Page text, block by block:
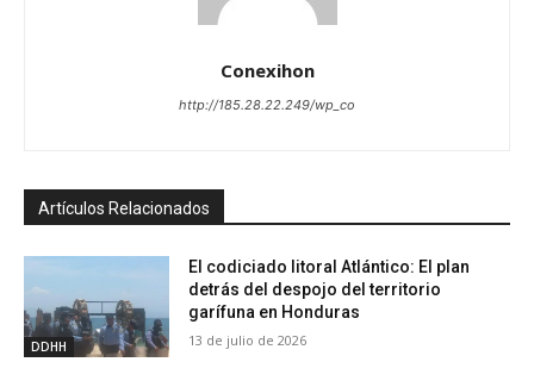
Conexihon
http://185.28.22.249/wp_co
Artículos Relacionados
DDHH
El codiciado litoral Atlántico: El plan
detrás del despojo del territorio
garífuna en Honduras
13 de julio de 2026